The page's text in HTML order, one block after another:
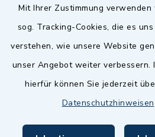
Mit Ihrer Zustimmung
sog. Tracking-Cookies, die es
verstehen, wie unsere Website
unser Angebot weiter
hierfür können Sie jederzeit
Datenschutzhinweisen
Quicklinks
Zenngrund Allianz
Dillenberggruppe